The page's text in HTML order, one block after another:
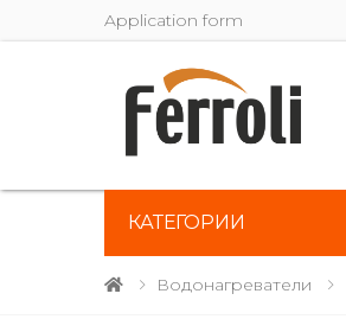
Application form
КАТЕГОРИИ
Водонагреватели